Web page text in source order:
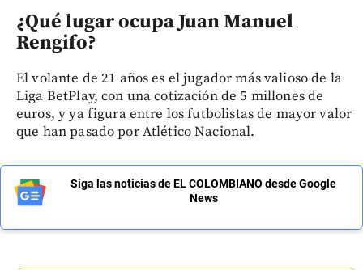
¿Qué lugar ocupa Juan Manuel
Rengifo?
El volante de 21 años es el jugador más valioso de la
Liga BetPlay, con una cotización de 5 millones de
euros, y ya figura entre los futbolistas de mayor valor
que han pasado por Atlético Nacional.
Siga las noticias de EL COLOMBIANO desde Google
News